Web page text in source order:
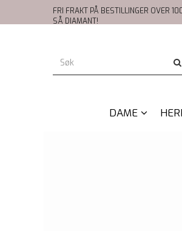
FRI FRAKT PÅ BESTILLINGER OVER
SÅ DIAMANT!
DAME